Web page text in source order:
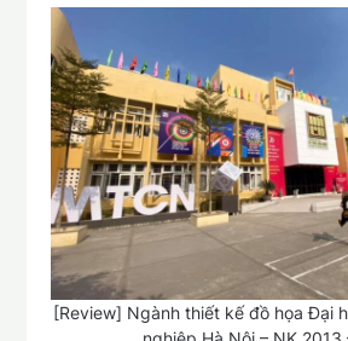
[Review] Ngành thiết kế đồ họa Đại